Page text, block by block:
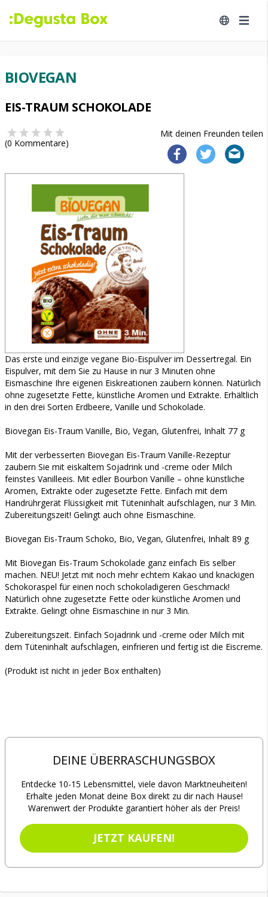
BIOVEGAN
EIS-TRAUM SCHOKOLADE
Mit deinen Freunden teilen
(0 Kommentare)
Das erste und einzige vegane Bio-Eispulver im Dessertregal. Ein
Eispulver, mit dem Sie zu Hause in nur 3 Minuten ohne
Eismaschine Ihre eigenen Eiskreationen zaubern können. Natürlich
ohne zugesetzte Fette, künstliche Aromen und Extrakte. Erhältlich
in den drei Sorten Erdbeere, Vanille und Schokolade.
Biovegan Eis-Traum Vanille, Bio, Vegan, Glutenfrei, Inhalt 77 g
Mit der verbesserten Biovegan Eis-Traum Vanille-Rezeptur
zaubern Sie mit eiskaltem Sojadrink und -creme oder Milch
feinstes Vanilleeis. Mit edler Bourbon Vanille – ohne künstliche
Aromen, Extrakte oder zugesetzte Fette. Einfach mit dem
Handrührgerät Flüssigkeit mit Tüteninhalt aufschlagen, nur 3 Min.
Zubereitungszeit! Gelingt auch ohne Eismaschine.
Biovegan Eis-Traum Schoko, Bio, Vegan, Glutenfrei, Inhalt 89 g
Mit Biovegan Eis-Traum Schokolade ganz einfach Eis selber
machen. NEU! Jetzt mit noch mehr echtem Kakao und knackigen
Schokoraspel für einen noch schokoladigeren Geschmack!
Natürlich ohne zugesetzte Fette oder künstliche Aromen und
Extrakte. Gelingt ohne Eismaschine in nur 3 Min.
Zubereitungszeit. Einfach Sojadrink und -creme oder Milch mit
dem Tüteninhalt aufschlagen, einfrieren und fertig ist die Eiscreme.
(Produkt ist nicht in jeder Box enthalten)
DEINE ÜBERRASCHUNGSBOX
Entdecke 10-15 Lebensmittel, viele davon Marktneuheiten!
Erhalte jeden Monat deine Box direkt zu dir nach Hause!
Warenwert der Produkte garantiert höher als der Preis!
JETZT KAUFEN!